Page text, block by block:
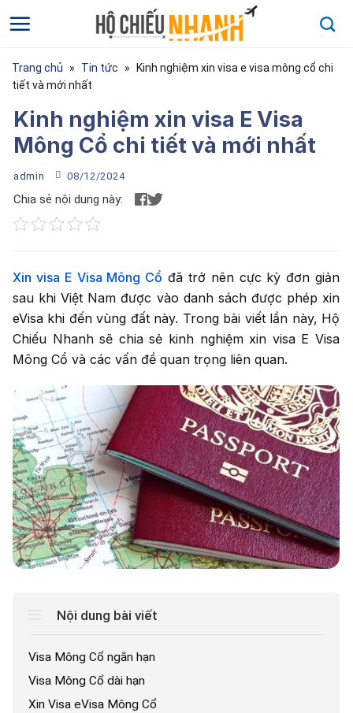
qua
dung
Trang chủ » Tin tức »
Kinh nghiệm xin visa e visa mông cổ chi
tiết và mới nhất
Kinh nghiệm xin visa E Visa
Mông Cổ chi tiết và mới nhất
admin 08/12/2024
Chia sẻ nội dung này:
Xin visa E Visa Mông Cổ đã trở nên cực kỳ đơn giản
sau khi Việt Nam được vào danh sách được phép xin
eVisa khi đến vùng đất này. Trong bài viết lần này, Hộ
Chiếu Nhanh sẽ chia sẻ kinh nghiệm xin visa E Visa
Mông Cổ và các vấn đề quan trọng liên quan.
Nội dung bài viết
Visa Mông Cổ ngắn hạn
Visa Mông Cổ dài hạn
Xin Visa eVisa Mông Cổ
Họ và tên*
Điện thoại*
Nhập số điện thoại
cần được tư vấn
Dịch vụ cần tư
vấn
Tư vấn